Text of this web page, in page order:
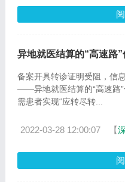
异地就医结算的“高速路
备案开具转诊证明受阻，信
——异地就医结算的“高速路”
需患者实现“应转尽转...
2022-03-28 12:00:07 【